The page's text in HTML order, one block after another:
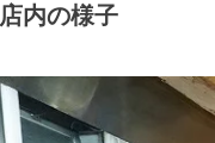
店内の様子